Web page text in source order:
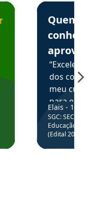
Concursos em
Estudante
Quem
aprova
dos
meu
para
colocar
através
de
Elais - 15/
SGC: SEC BA
Educação
(Edital